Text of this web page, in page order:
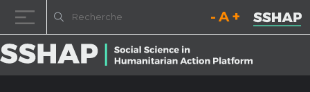
Diminuez la taille de la
Réinitialisez la